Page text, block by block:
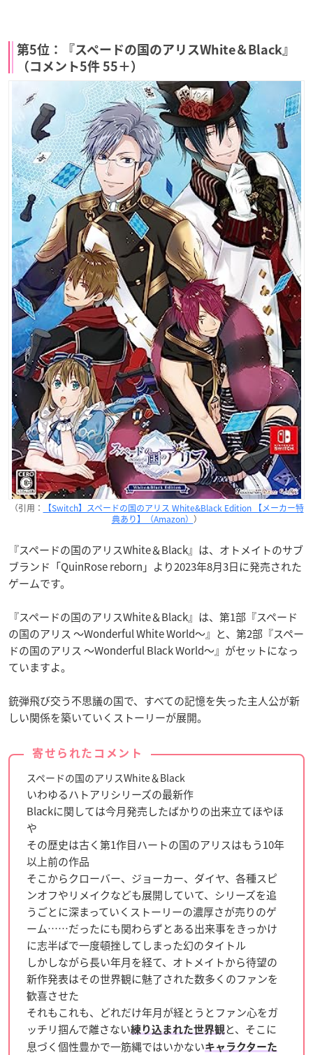
第5位：『スペードの国のアリスWhite＆Black』
（コメント5件 55＋）
（引用：
【Switch】スペードの国のアリス White&Black Edition 【メーカー特
典あり】（Amazon） ）
『スペードの国のアリスWhite＆Black』は、オトメイトのサブ
ブランド「QuinRose reborn」より2023年8月3日に発売された
ゲームです。
『スペードの国のアリスWhite＆Black』は、第1部『スペード
の国のアリス ～Wonderful White World～』と、第2部『スペー
ドの国のアリス ～Wonderful Black World～』がセットになっ
ていますよ。
銃弾飛び交う不思議の国で、すべての記憶を失った主人公が新
しい関係を築いていくストーリーが展開。
寄せられたコメント
スペードの国のアリスWhite＆Black
いわゆるハトアリシリーズの最新作
Blackに関しては今月発売したばかりの出来立てほやほ
や
その歴史は古く第1作目ハートの国のアリスはもう10年
以上前の作品
そこからクローバー、ジョーカー、ダイヤ、各種スピ
ンオフやリメイクなども展開していて、シリーズを追
うごとに深まっていくストーリーの濃厚さが売りのゲ
ーム……だったにも関わらずとある出来事をきっかけ
に志半ばで一度頓挫してしまった幻のタイトル
しかしながら長い年月を経て、オトメイトから待望の
新作発表はその世界観に魅了された数多くのファンを
歓喜させた
それもこれも、どれだけ年月が経とうとファン心をガ
ッチリ掴んで離さない練り込まれた世界観 と、そこに
息づく個性豊かで一筋縄ではいかないキャラクターた